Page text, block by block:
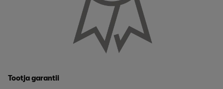
Tootja garantii